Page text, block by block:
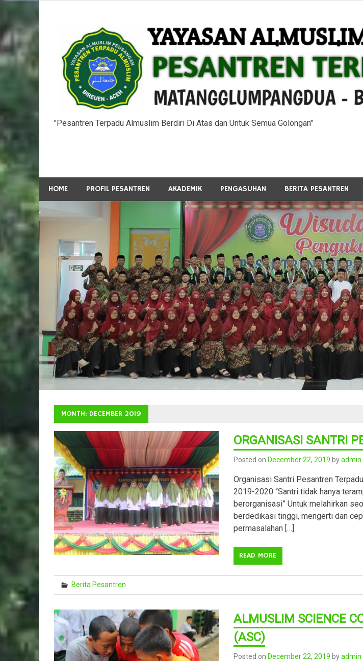
"Pesantren Terpadu Almuslim Berdiri Di Atas dan Untuk Semua Golongan"
HOME PROFIL PESANTREN AKADEMIK PENGASUHAN BERITA PESANTREN
MONTH: DECEMBER 2019
ORGANISASI SANTRI
Posted on December 22, 2019 byadmin
Organisasi Santri Pesantren
2019-2020 “Santri tidak hanya
berorganisasi” Untuk melahirkan
berdedikasi tinggi, mengerti dan
permasalahan […]
READ MORE
Berita Pesantren
ALMUSLIM SCIENCE
(ASC)
Posted onDecember 22, 2019 byadmin